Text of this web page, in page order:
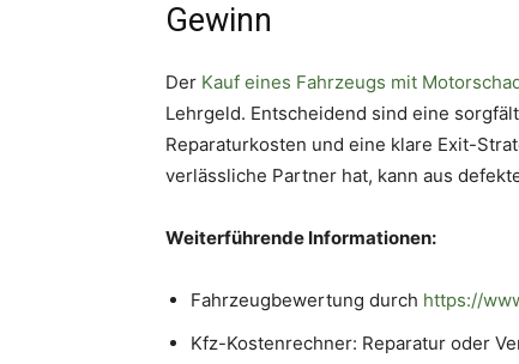
Gewinn
Der Kauf eines Fahrzeugs mit
Lehrgeld. Entscheidend sind eine
Reparaturkosten und eine klare Exit-
verlässliche Partner hat, kann aus
Weiterführende Informationen:
Fahrzeugbewertung durch https://
Kfz-Kostenrechner: Reparatur oder